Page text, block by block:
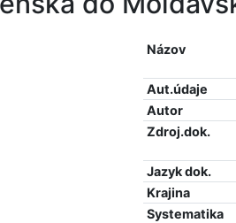
Názov
Aut.údaje
Autor
Zdroj.dok.
Jazyk dok.
Krajina
Systematika